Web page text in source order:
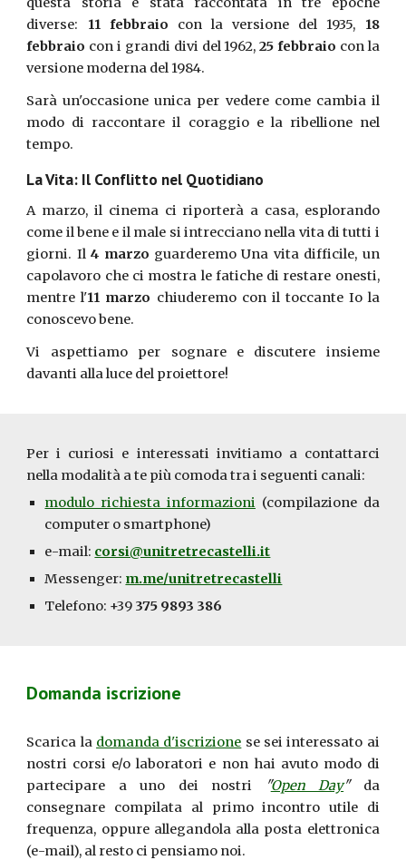
diverse: 11 febbraio con la versione del 1935, 18
febbraio con i grandi divi del 1962,25 febbraio con la
versione moderna del 1984.
Sarà un'occasione unica per vedere come cambia il
modo di raccontare il coraggio e la ribellione nel
tempo.
La Vita: Il Conflitto nel Quotidiano
A marzo, il cinema ci riporterà a casa, esplorando
come il bene e il male si intrecciano nella vita di tutti i
giorni. Il4 marzo guarderemo Una vita difficile, un
capolavoro che ci mostra le fatiche di restare onesti,
mentre l'11 marzo chiuderemo con il toccante Io la
conoscevo bene.
Vi aspettiamo per sognare e discutere insieme
davanti alla luce del proiettore!
Per i curiosi e interessati invitiamo a contattarci
nella modalità a te più comoda tra i seguenti canali:
modulo richiesta informazioni (compilazione da
computer o smartphone)
e-mail: corsi@unitretrecastelli.it
Messenger: m.me/unitretrecastelli
Telefono: +39 375 9893 386
Domanda iscrizione
Scarica la domanda d'iscrizione se sei interessato ai
nostri corsi e/o laboratori e non hai avuto modo di
partecipare a uno dei nostri
"Open Day"da
consegnare compilata al primo incontro utile di
frequenza, oppure allegandola alla posta elettronica
(e-mail), al resto ci pensiamo noi.